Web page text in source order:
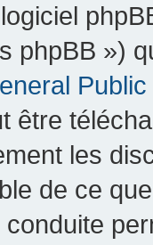
phpBB »)
être
les
de ce